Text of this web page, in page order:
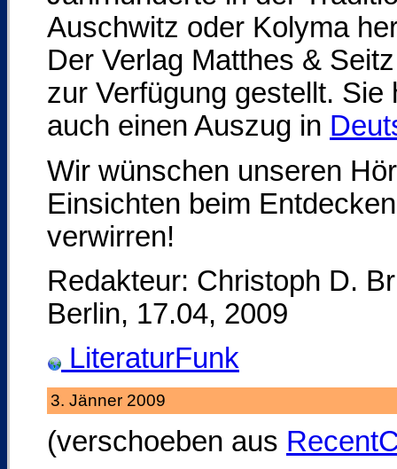
Auschwitz oder Kolyma
Der Verlag Matthes &
zur Verfügung gestellt. Sie
auch einen Auszug in
Wir wünschen unseren
Einsichten beim
verwirren!
Redakteur: Christoph D.
Berlin, 17.04, 2009
LiteraturFunk
3. Jänner 2009
(verschoeben aus